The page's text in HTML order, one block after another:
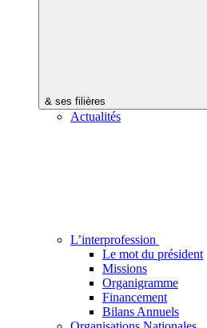
& ses filières
Actualités
L’interprofession
Le mot du président
Missions
Organigramme
Financement
Bilans Annuels